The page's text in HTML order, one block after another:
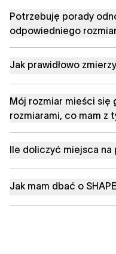
Potrzebuję porady
odpowiedniego
Jak prawidłowo
Mój rozmiar mieści się
rozmiarami, co mam z
Ile doliczyć miejsca na
Jak mam dbać o